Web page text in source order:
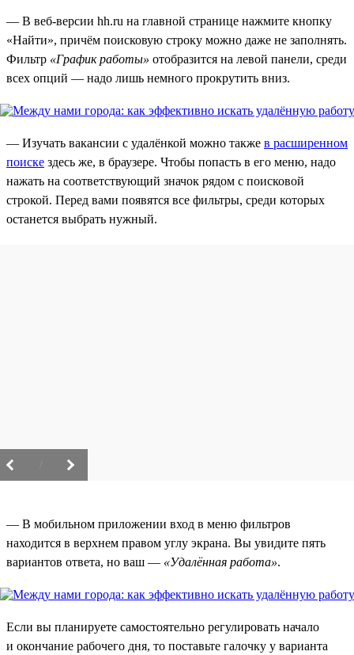
— В веб-версии hh.ru на главной странице нажмите кнопку
«Найти», причём поисковую строку можно даже не заполнять.
Фильтр «График работы» отобразится на левой панели, среди
всех опций — надо лишь немного прокрутить вниз.
— Изучать вакансии с удалёнкой можно также в расширенном
поиске здесь же, в браузере. Чтобы попасть в его меню, надо
нажать на соответствующий значок рядом с поисковой
строкой. Перед вами появятся все фильтры, среди которых
останется выбрать нужный.
— В мобильном приложении вход в меню фильтров
находится в верхнем правом углу экрана. Вы увидите пять
вариантов ответа, но ваш — «Удалённая работа».
Если вы планируете самостоятельно регулировать начало
и окончание рабочего дня, то поставьте галочку у варианта